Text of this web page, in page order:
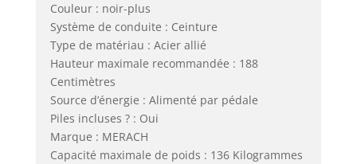
Couleur : noir-plus
Système de conduite : Ceinture
Type de matériau : Acier allié
Hauteur maximale recommandée : 188
Centimètres
Source d’énergie : Alimenté par pédale
Piles incluses ? : Oui
Marque : MERACH
Capacité maximale de poids : 136 Kilogrammes